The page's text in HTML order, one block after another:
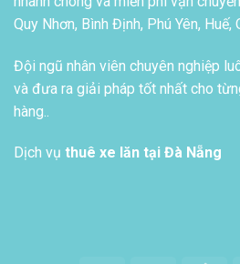
Quy Nhơn, Bình Định, Phú Yên, Huế,
Đội ngũ nhân viên chuyên nghiệp
và đưa ra giải pháp tốt nhất cho
hàng..
Dịch vụ thuê xe lăn tại Đà Nẵng